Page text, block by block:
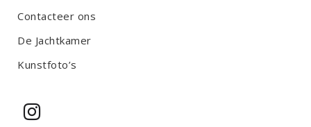
Contacteer ons
De Jachtkamer
Kunstfoto’s